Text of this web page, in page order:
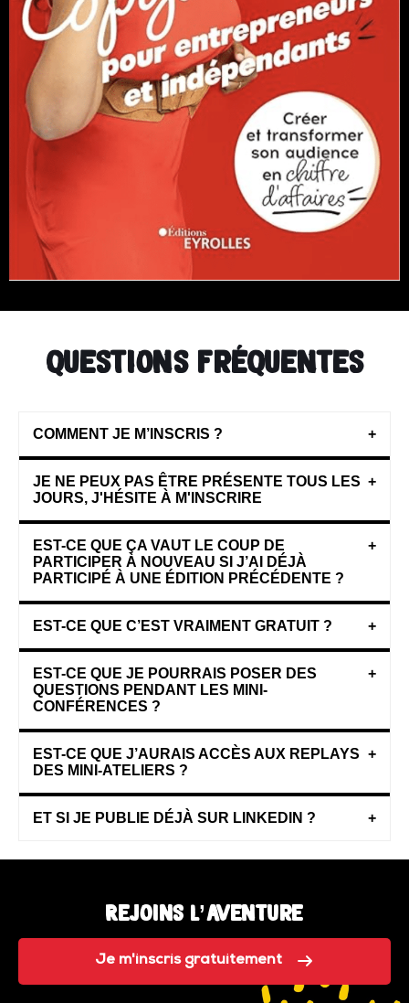
questions fréquentes
COMMENT JE M’INSCRIS ? +
JE NE PEUX PAS ÊTRE PRÉSENTE TOUS LES
JOURS, J'HÉSITE À M'INSCRIRE
+
EST-CE QUE ÇA VAUT LE COUP DE
PARTICIPER À NOUVEAU SI J’AI DÉJÀ
PARTICIPÉ À UNE ÉDITION PRÉCÉDENTE ?
+
EST-CE QUE C’EST VRAIMENT GRATUIT ? +
EST-CE QUE JE POURRAIS POSER DES
QUESTIONS PENDANT LES MINI-
CONFÉRENCES ?
+
EST-CE QUE J’AURAIS ACCÈS AUX REPLAYS
DES MINI-ATELIERS ?
+
ET SI JE PUBLIE DÉJÀ SUR LINKEDIN ? +
Rejoins l’aventure
Je m'inscris gratuitement